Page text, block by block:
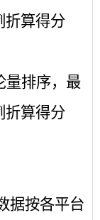
折算得分
量排序，最
折算得分
据按各平台